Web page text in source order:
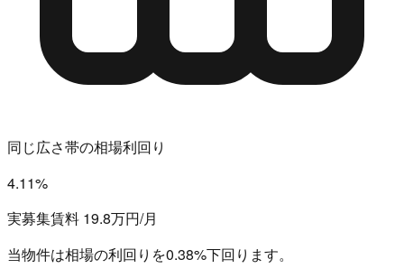
同じ広さ帯の相場利回り
4.11%
実募集賃料 19.8万円/月
当物件は相場の利回りを0.38%下回ります。